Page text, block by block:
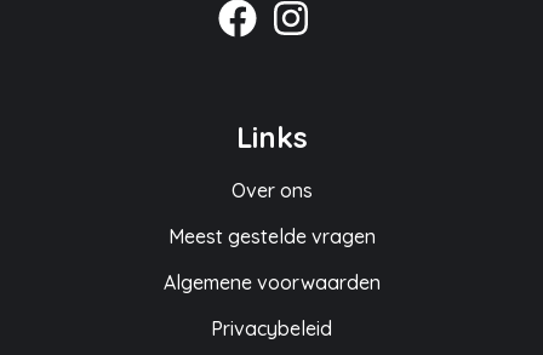
Links
Over ons
Meest gestelde vragen
Algemene voorwaarden
Privacybeleid